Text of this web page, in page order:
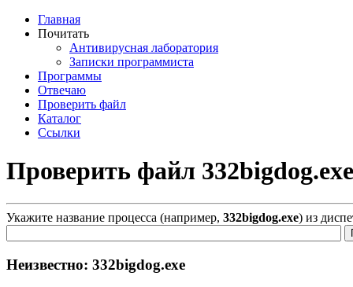
Главная
Почитать
Антивирусная лаборатория
Записки программиста
Программы
Отвечаю
Проверить файл
Каталог
Ссылки
Проверить файл 332bigdog.exe
Укажите название процесса (например, 332bigdog.exe) из
Неизвестно: 332bigdog.exe